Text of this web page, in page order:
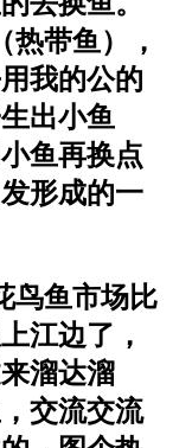
热带鱼），
我的公的
出小鱼
鱼再换点
形成的一
鸟鱼市场比
江边了，
溜达溜
交流交流